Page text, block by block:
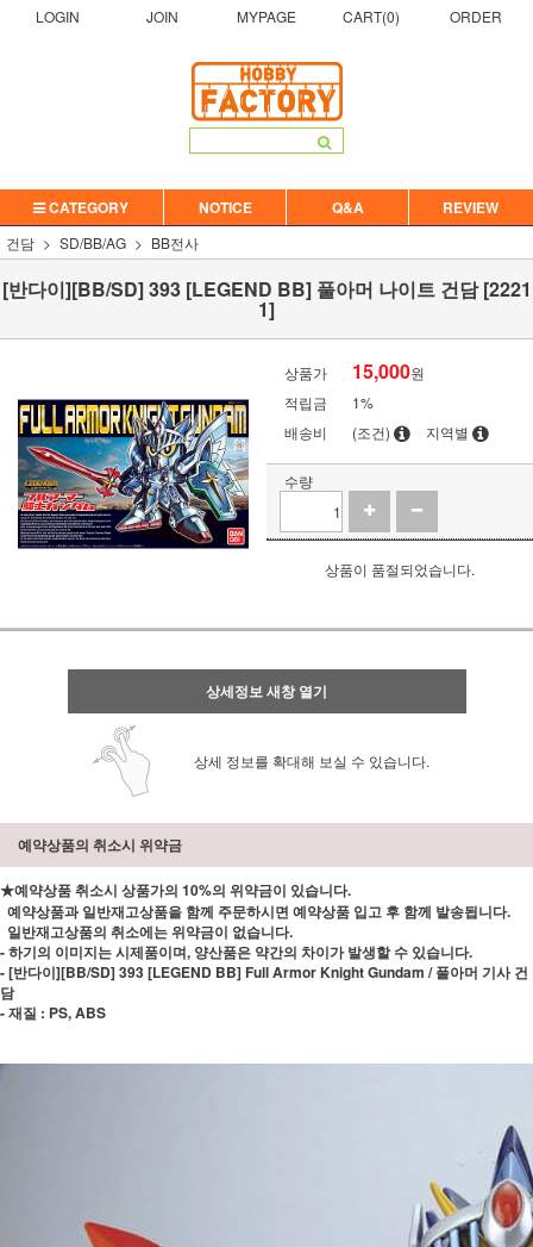
LOGIN JOIN MYPAGE CART(0) ORDER
CATEGORY NOTICE Q&A REVIEW
건담 SD/BB/AG BB전사
[반다이][BB/SD] 393 [LEGEND BB] 풀아머 나이트 건담 [2221
1]
상품가 15,000원
적립금
1%
배송비
(조건) 지역별
수량
상품이 품절되었습니다.
상세정보 새창 열기
상세 정보를 확대해 보실 수 있습니다.
예약상품의 취소시 위약금
★예약상품 취소시 상품가의 10%의 위약금이 있습니다.
예약상품과 일반재고상품을 함께 주문하시면 예약상품 입고 후 함께 발송됩니다.
일반재고상품의 취소에는 위약금이 없습니다.
- 하기의 이미지는 시제품이며, 양산품은 약간의 차이가 발생할 수 있습니다.
- [반다이][BB/SD] 393 [LEGEND BB] Full Armor Knight Gundam / 풀아머 기사 건
담
- 재질 : PS, ABS